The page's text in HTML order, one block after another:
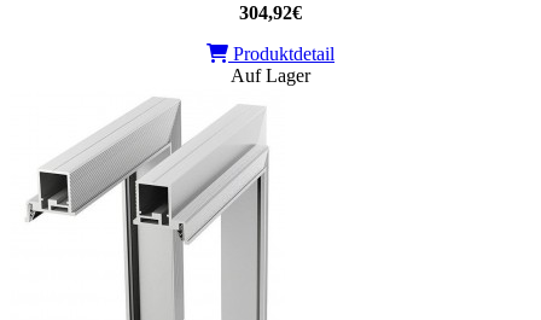
304,92€
Produktdetail
Auf Lager